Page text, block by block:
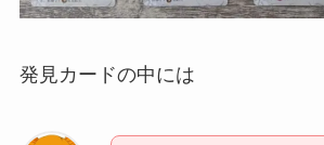
発見カードの中には